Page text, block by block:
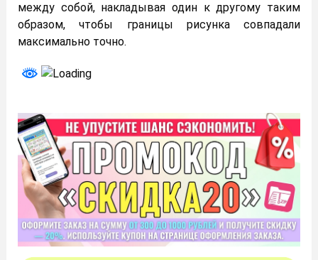
между собой, накладывая один к другому таким
образом, чтобы границы рисунка совпадали
максимально точно.